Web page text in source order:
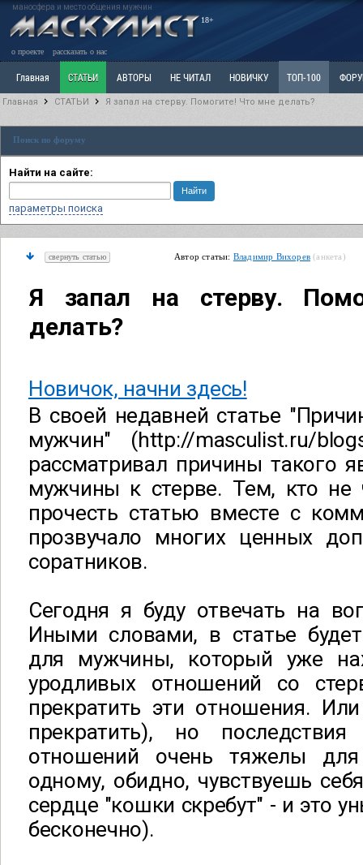
маносфера и место общения мужчин
18+
о проекте рассказать о нас
Главная СТАТЬИ АВТОРЫ НЕ ЧИТАЛ НОВИЧКУ ТОП-100
Ветка: Расстаюсь или Развожусь. САНЧАС Ветка: Наболевшее. Выскажись!
РАЗДЕЛ: Разное
Главная СТАТЬИ Я запал на стерву. Помогите! Что мне делать?
Поиск по форуму
Найти на сайте:
параметры поиска
свернуть статью Автор статьи: Владимир Вихорев (анкета)
Я запал на стерву.
делать?
Новичок, начни здесь!
В своей недавней статье
мужчин" (http://masculist.ru/
рассматривал причины такого
мужчины к стерве. Тем, кто не
прочесть статью вместе с
прозвучало многих ценных
соратников.
Сегодня я буду отвечать на
Иными словами, в статье
для мужчины, который уже
уродливых отношений со
прекратить эти отношения.
прекратить), но
отношений очень тяжелы
одному, обидно, чувствуешь
сердце "кошки скребут" - и это
бесконечно).